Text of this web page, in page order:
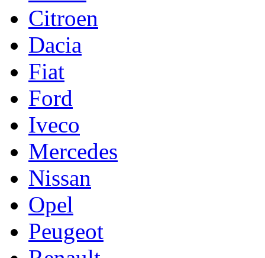
Citroen
Dacia
Fiat
Ford
Iveco
Mercedes
Nissan
Opel
Peugeot